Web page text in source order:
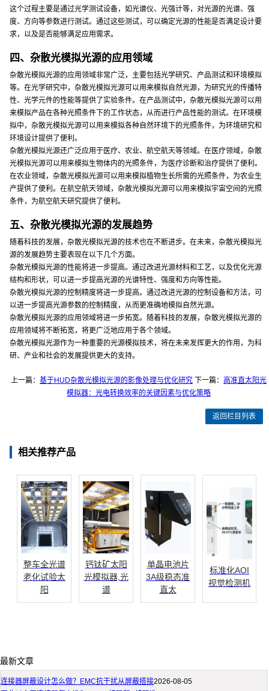
这个过程主要是通过光学测试设备，如光谱仪、光强计等，对光源的光谱、强
度、方向等参数进行测试。通过这些测试，可以确定光源的性能是否满足设计要
求，以及是否能够满足应用需求。
四、杂散光模拟光源的应用领域
杂散光模拟光源的应用领域非常广泛，主要包括光学研究、产品测试和环境模拟
等。在光学研究中，杂散光模拟光源可以用来模拟自然光源，为研究光的传播特
性、光学元件的性能等提供了实验条件。在产品测试中，杂散光模拟光源可以用
来模拟产品在各种光照条件下的工作状态，从而进行产品性能的测试。在环境模
拟中，杂散光模拟光源可以用来模拟各种自然环境下的光照条件，为环境研究和
环境设计提供了便利。
杂散光模拟光源还广泛应用于医疗、农业、航空航天等领域。在医疗领域，杂散
光模拟光源可以用来模拟生物体内的光照条件，为医疗诊断和治疗提供了便利。
在农业领域，杂散光模拟光源可以用来模拟植物生长所需的光照条件，为农业生
产提供了便利。在航空航天领域，杂散光模拟光源可以用来模拟宇宙空间的光照
条件，为航空航天研究提供了便利。
五、杂散光模拟光源的发展趋势
随着科技的发展，杂散光模拟光源的技术也在不断进步。在未来，杂散光模拟光
源的发展趋势主要表现在以下几个方面。
杂散光模拟光源的性能将进一步提高。通过改进光源材料和工艺，以及优化光源
结构和形状，可以进一步提高光源的光谱特性、强度和方向等性能。
杂散光模拟光源的控制精度将进一步提高。通过改进光源的控制设备和方法，可
以进一步提高光源参数的控制精度，从而更准确地模拟自然光源。
杂散光模拟光源的应用领域将进一步拓宽。随着科技的发展，杂散光模拟光源的
应用领域将不断拓宽，将更广泛地应用于各个领域。
杂散光模拟光源作为一种重要的光源模拟技术，将在未来发挥更大的作用，为科
研、产业和社会的发展提供更大的支持。
上一篇：基于HUD杂散光模拟光源的影像处理与优化研究 下一篇： 高准直太阳光
模拟器：光电转换效率的关键因素与优化策略
返回栏目列表
相关推荐产品
整车全光谱
老化试验太
阳
钙钛矿太阳
光模拟器,光
谱
单晶电池片
3A级稳态准
直太
标准化AOI
视觉检测机
最新文章
连接器屏蔽设计怎么做？EMC抗干扰从屏蔽搭接2026-08-05